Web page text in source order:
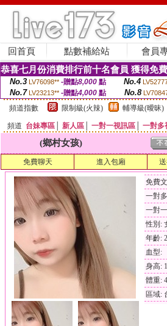
回首頁 點數補給站 會員
恭喜七月份消費排行前十名會員 獲得免
No.3 LV76098** -贈點8,000點 No.4
No.7 LV23213** -贈點4,000 點 No.8
頻道指數
限制級(火辣) 輔導級(曖昧)
頻道 台妹專區 新人區 一對一視訊區 一對多
(鄉村女孩)
免費聊天 進入包廂
免費
一對
一對
性別:
年齡:
血型:
身高:
體重:
區域: